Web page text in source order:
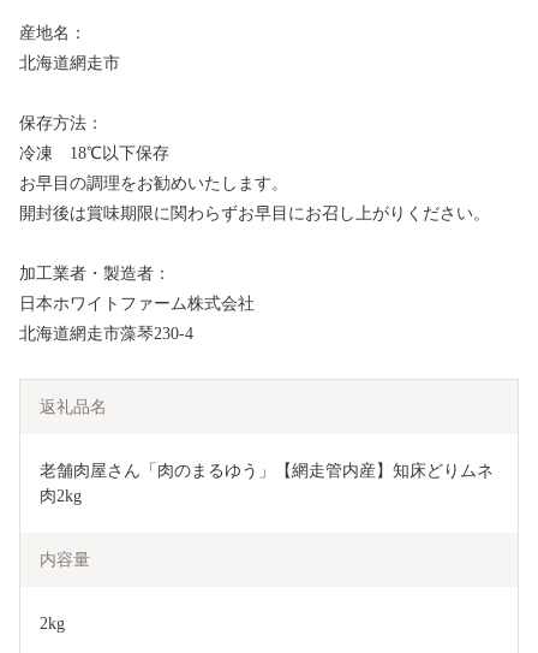
産地名：
北海道網走市
保存方法：
冷凍 18℃以下保存
お早目の調理をお勧めいたします。
開封後は賞味期限に関わらずお早目にお召し上がりください。
加工業者・製造者：
日本ホワイトファーム株式会社
北海道網走市藻琴230-4
返礼品名
老舗肉屋さん「肉のまるゆう」【網走管内産】知床どりムネ
肉2kg
内容量
2kg